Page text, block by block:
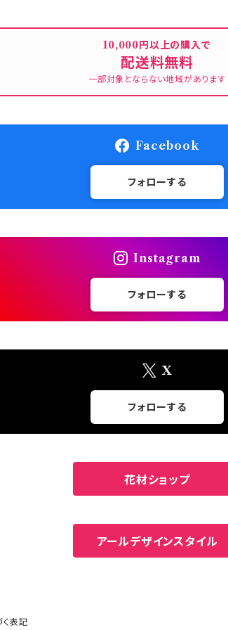
10,000円以上の購入で
配送料無料
一部対象とならない地域があります
Facebook
フォローする
Instagram
フォローする
X
フォローする
花材ショップ
アールデザインスタイル
表記